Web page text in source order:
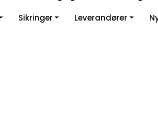
Sikringer Leverandører